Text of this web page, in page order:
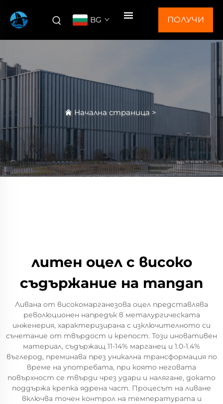
BG ПОЛУЧИ
Начална страница >
литен оцел с високо
съдържание на mangan
Ливана от високомарганезова оцел представлява
революционен напредък в металургическата
инженерия, характеризирана с изключителното си
съчетание от твърдост и крепост. Този иновативен
материал, съдържащ 11-14% марганец и 1.0-1.4%
въглерод, преминава през уникална трансформация по
време на употребата, при която неговата
повърхност се твърди чрез удари и налягане, докато
поддържа крепка ядрена част. Процесът на ливане
включва точен контрол на температурата и